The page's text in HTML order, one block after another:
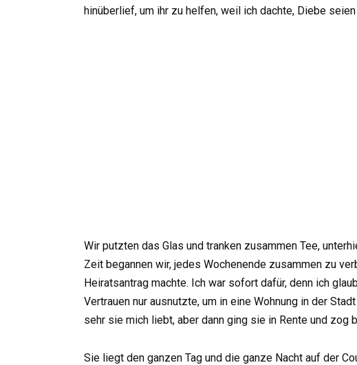
hinüberlief, um ihr zu helfen, weil ich dachte, Diebe
Wir putzten das Glas und tranken zusammen Tee,
Zeit begannen wir, jedes Wochenende zusammen zu
Heiratsantrag machte. Ich war sofort dafür, denn ich
Vertrauen nur ausnutzte, um in eine Wohnung in der
sehr sie mich liebt, aber dann ging sie in Rente und zog
Sie liegt den ganzen Tag und die ganze Nacht auf der